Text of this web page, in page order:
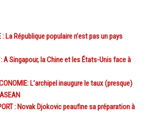
: La République populaire n’est pas un pays
: A Singapour, la Chine et les États-Unis face à
L’archipel inaugure le taux (presque)
: Novak Djokovic peaufine sa préparation à